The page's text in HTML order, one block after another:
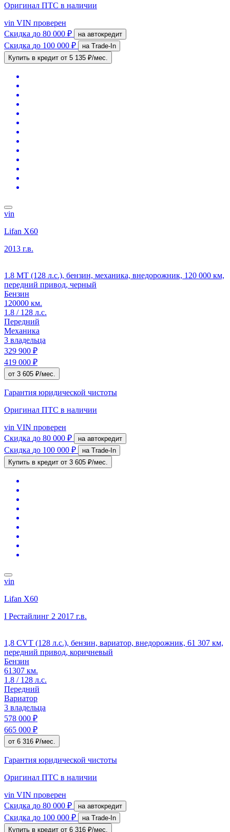
Оригинал ПТС в наличии
vin VIN проверен
Скидка до 80 000 ₽ на автокредит
Скидка до 100 000 ₽
на Trade-In
Купить в кредит от 5 135 ₽/мес.
vin
Lifan X60
2013 г.в.
1.8 MT (128 л.с.), бензин, механика, внедорожник, 120 000 км,
передний привод, черный
Бензин
120000 км.
1.8 / 128 л.с.
Передний
Механика
3 владельца
329 900 ₽
419 000 ₽
от 3 605 ₽/мес.
Гарантия юридической чистоты
Оригинал ПТС в наличии
vin VIN проверен
Скидка до 80 000 ₽ на автокредит
Скидка до 100 000 ₽
на Trade-In
Купить в кредит от 3 605 ₽/мес.
vin
Lifan X60
I Рестайлинг 2 2017 г.в.
1,8 CVT (128 л.с.), бензин, вариатор, внедорожник, 61 307 км,
передний привод, коричневый
Бензин
61307 км.
1.8 / 128 л.с.
Передний
Вариатор
3 владельца
578 000 ₽
665 000 ₽
от 6 316 ₽/мес.
Гарантия юридической чистоты
Оригинал ПТС в наличии
vin VIN проверен
Скидка до 80 000 ₽ на автокредит
Скидка до 100 000 ₽
на Trade-In
Купить в кредит от 6 316 ₽/мес.